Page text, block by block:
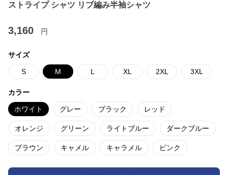
ストライプ シャツ リブ編み半袖シャツ
3,160 円
サイズ
S M L XL 2XL 3XL
カラー
ホワイト グレー ブラック レッド
オレンジ グリーン ライトブルー ダークブルー
ブラウン キャメル キャラメル ピンク